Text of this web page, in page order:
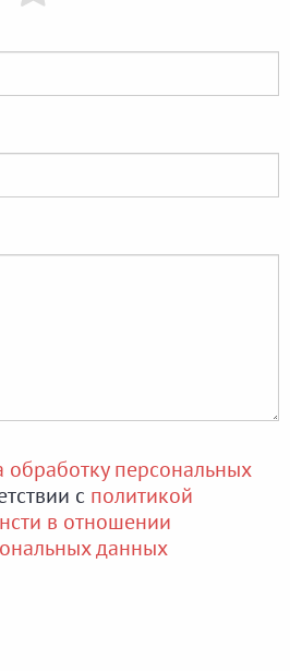
обработку персональных
с политикой
в отношении
данных